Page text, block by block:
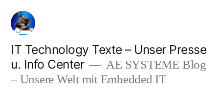
Zum
Inhalt
springen
IT Technology Texte – Unser Presse
u. Info Center
AE SYSTEME Blog
– Unsere Welt mit Embedded IT